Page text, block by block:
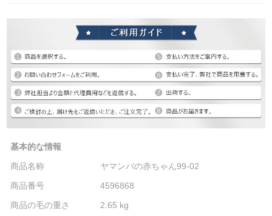
基本的な情報
商品名称
ヤマンバの赤ちゃん99-02
商品番号
4596868
商品の毛の重さ
2.65 kg